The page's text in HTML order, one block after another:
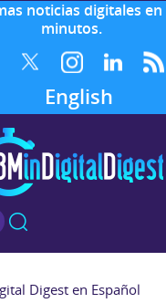
noticias digitales
minutos.
English
Digest en Español